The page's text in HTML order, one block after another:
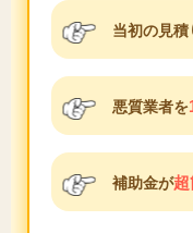
当初の見積
悪質業者を
補助金が超